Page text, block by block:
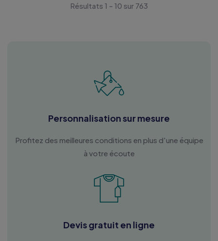
Résultats 1 - 10 sur 763
Personnalisation sur mesure
Profitez des meilleures conditions en plus d'une équipe
à votre écoute
Devis gratuit en ligne